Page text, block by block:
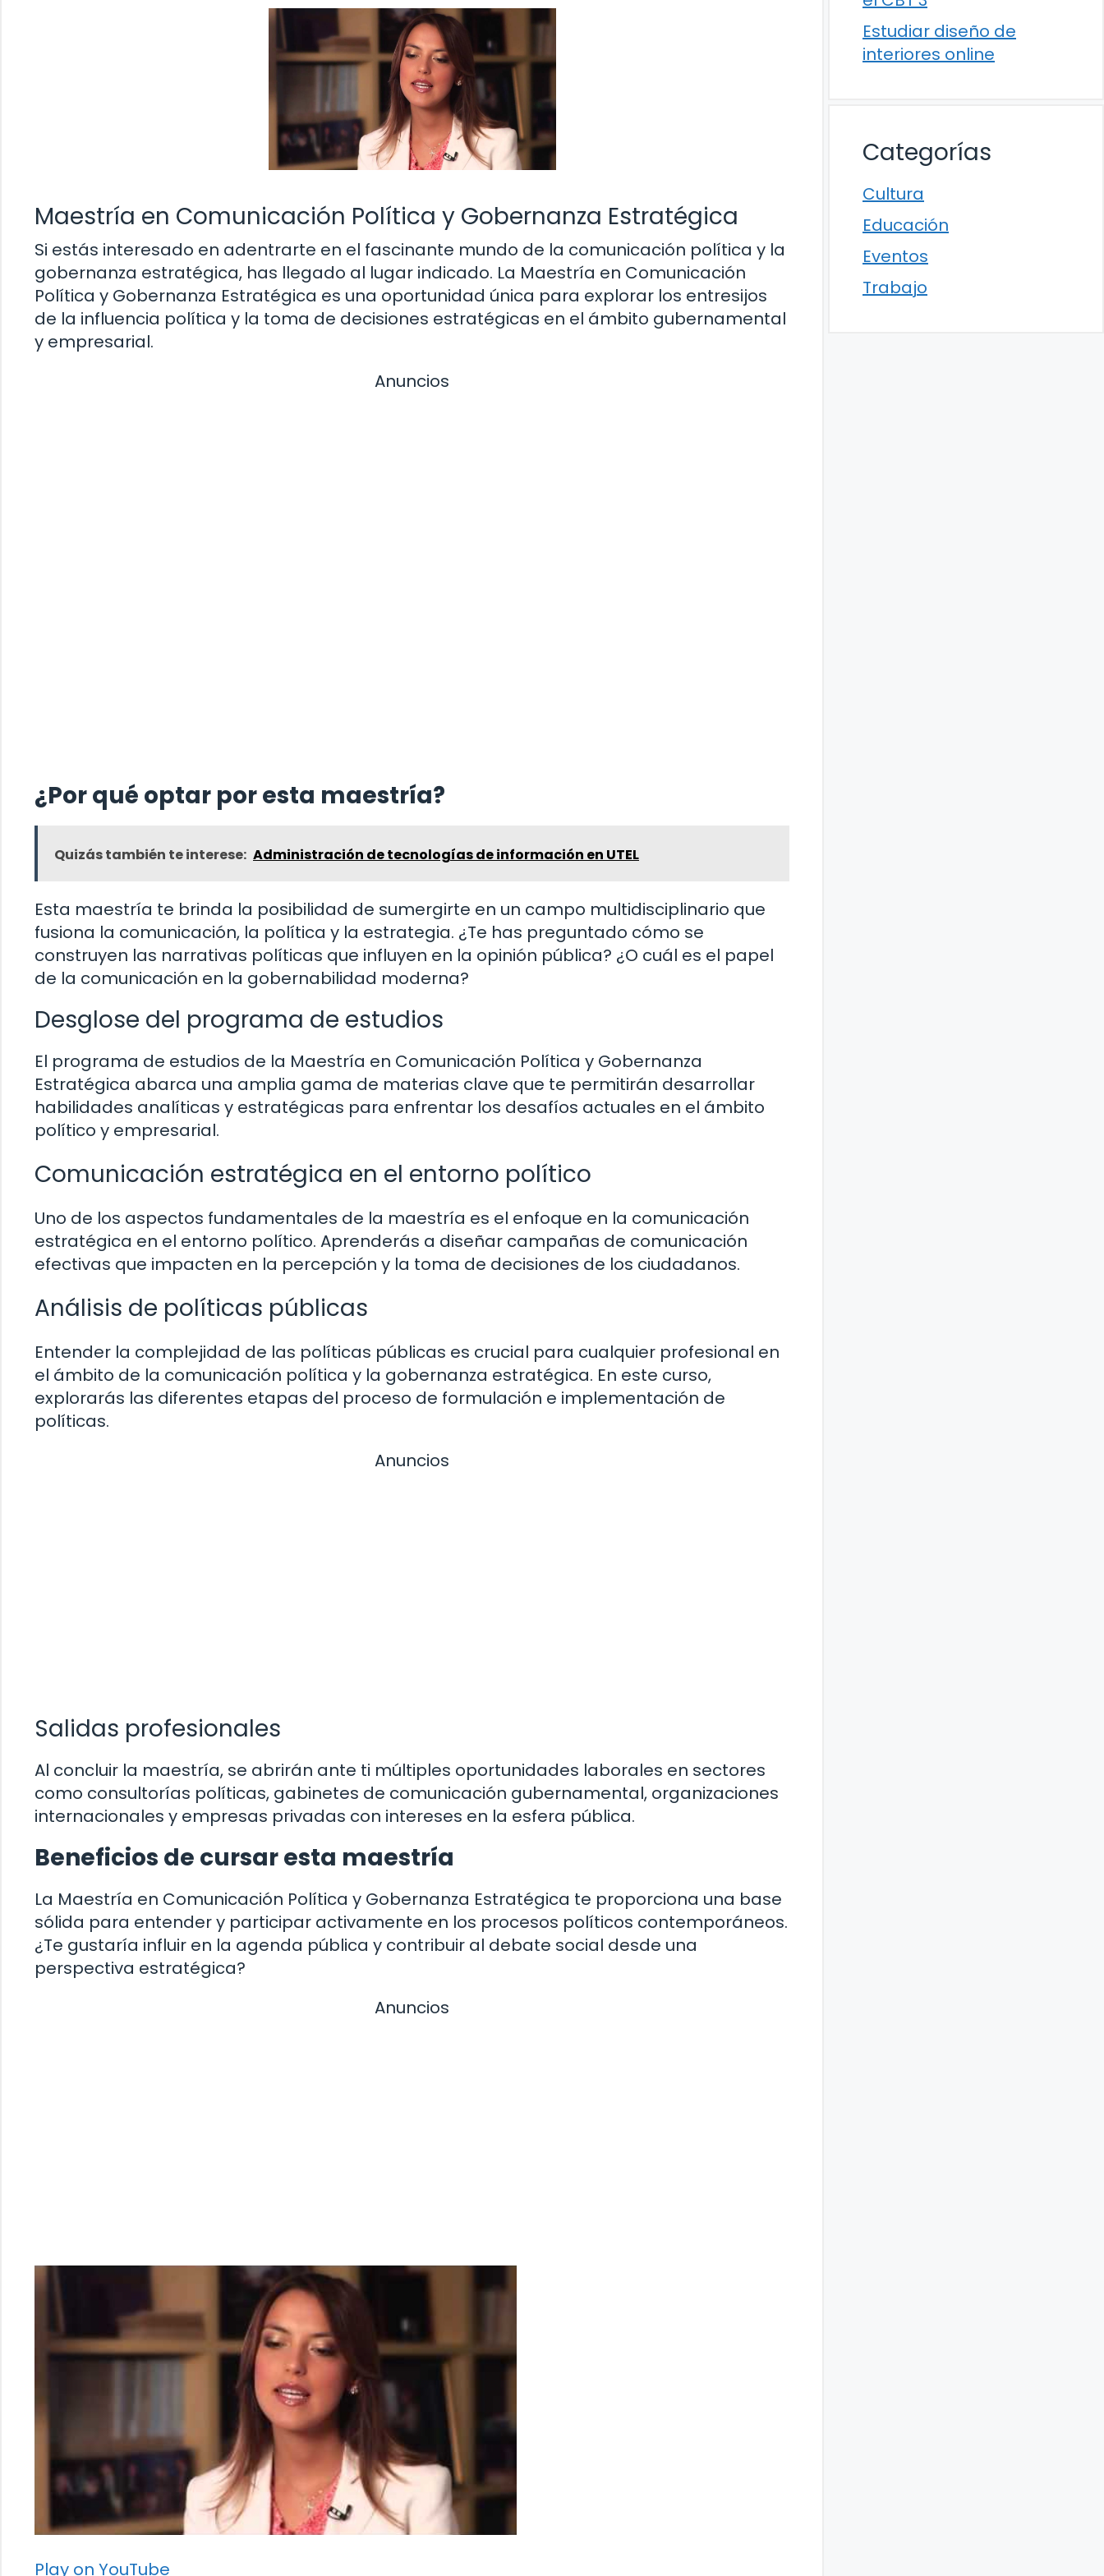
Maestría en Comunicación Política y Gobernanza Estratégica
Si estás interesado en adentrarte en el fascinante mundo de la comunicación política y la
gobernanza estratégica, has llegado al lugar indicado. La Maestría en Comunicación
Política y Gobernanza Estratégica es una oportunidad única para explorar los entresijos
de la influencia política y la toma de decisiones estratégicas en el ámbito gubernamental
y empresarial.
Anuncios
¿Por qué optar por esta maestría?
Quizás también te interese: Administración de tecnologías de información en UTEL
Esta maestría te brinda la posibilidad de sumergirte en un campo multidisciplinario que
fusiona la comunicación, la política y la estrategia. ¿Te has preguntado cómo se
construyen las narrativas políticas que influyen en la opinión pública? ¿O cuál es el papel
de la comunicación en la gobernabilidad moderna?
Desglose del programa de estudios
El programa de estudios de la Maestría en Comunicación Política y Gobernanza
Estratégica abarca una amplia gama de materias clave que te permitirán desarrollar
habilidades analíticas y estratégicas para enfrentar los desafíos actuales en el ámbito
político y empresarial.
Comunicación estratégica en el entorno político
Uno de los aspectos fundamentales de la maestría es el enfoque en la comunicación
estratégica en el entorno político. Aprenderás a diseñar campañas de comunicación
efectivas que impacten en la percepción y la toma de decisiones de los ciudadanos.
Análisis de políticas públicas
Entender la complejidad de las políticas públicas es crucial para cualquier profesional en
el ámbito de la comunicación política y la gobernanza estratégica. En este curso,
explorarás las diferentes etapas del proceso de formulación e implementación de
políticas.
Anuncios
Salidas profesionales
Al concluir la maestría, se abrirán ante ti múltiples oportunidades laborales en sectores
como consultorías políticas, gabinetes de comunicación gubernamental, organizaciones
internacionales y empresas privadas con intereses en la esfera pública.
Beneficios de cursar esta maestría
La Maestría en Comunicación Política y Gobernanza Estratégica te proporciona una base
sólida para entender y participar activamente en los procesos políticos contemporáneos.
¿Te gustaría influir en la agenda pública y contribuir al debate social desde una
perspectiva estratégica?
Anuncios
Play on YouTube
Estudiar diseño de
interiores online
Categorías
Cultura
Educación
Eventos
Trabajo